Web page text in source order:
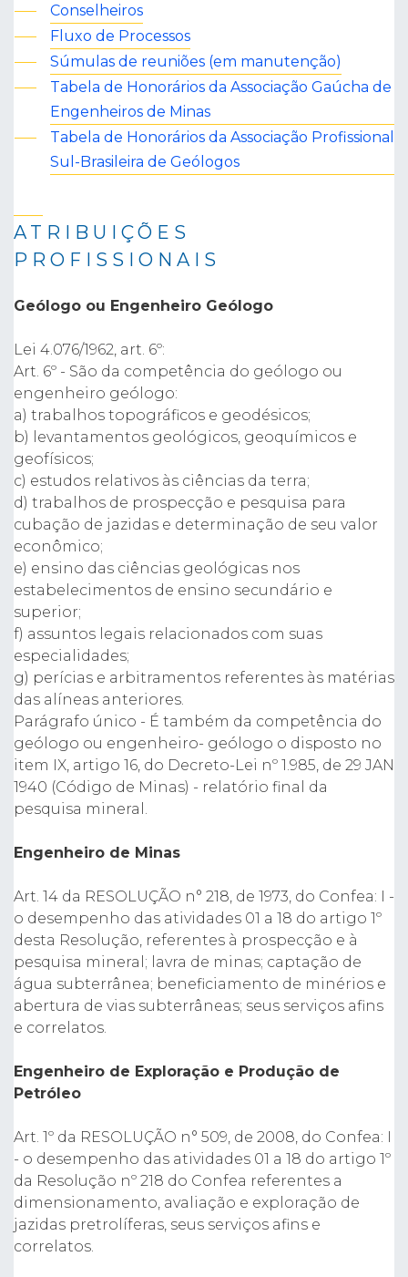
Conselheiros
Fluxo de Processos
Súmulas de reuniões (em manutenção)
Tabela de Honorários da Associação Gaúcha de
Engenheiros de Minas
Tabela de Honorários da Associação Profissional
Sul-Brasileira de Geólogos
ATRIBUIÇÕES
PROFISSIONAIS
Geólogo ou Engenheiro Geólogo
Lei 4.076/1962, art. 6º:
Art. 6º - São da competência do geólogo ou
engenheiro geólogo:
a) trabalhos topográficos e geodésicos;
b) levantamentos geológicos, geoquímicos e
geofísicos;
c) estudos relativos às ciências da terra;
d) trabalhos de prospecção e pesquisa para
cubação de jazidas e determinação de seu valor
econômico;
e) ensino das ciências geológicas nos
estabelecimentos de ensino secundário e
superior;
f) assuntos legais relacionados com suas
especialidades;
g) perícias e arbitramentos referentes às matérias
das alíneas anteriores.
Parágrafo único - É também da competência do
geólogo ou engenheiro- geólogo o disposto no
item IX, artigo 16, do Decreto-Lei nº 1.985, de 29 JAN
1940 (Código de Minas) - relatório final da
pesquisa mineral.
Engenheiro de Minas
Art. 14 da RESOLUÇÃO n° 218, de 1973, do Confea: I -
o desempenho das atividades 01 a 18 do artigo 1º
desta Resolução, referentes à prospecção e à
pesquisa mineral; lavra de minas; captação de
água subterrânea; beneficiamento de minérios e
abertura de vias subterrâneas; seus serviços afins
e correlatos.
Engenheiro de Exploração e Produção de
Petróleo
Art. 1º da RESOLUÇÃO n° 509, de 2008, do Confea: I
- o desempenho das atividades 01 a 18 do artigo 1º
da Resolução nº 218 do Confea referentes a
dimensionamento, avaliação e exploração de
jazidas pretrolíferas, seus serviços afins e
correlatos.